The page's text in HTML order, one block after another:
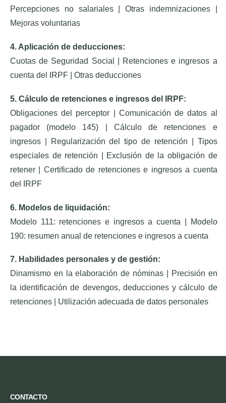
Percepciones no salariales | Otras indemnizaciones |
Mejoras voluntarias
4. Aplicación de deducciones:
Cuotas de Seguridad Social | Retenciones e ingresos a
cuenta del IRPF | Otras deducciones
5. Cálculo de retenciones e ingresos del IRPF:
Obligaciones del perceptor | Comunicación de datos al
pagador (modelo 145) | Cálculo de retenciones e
ingresos | Regularización del tipo de retención | Tipos
especiales de retención | Exclusión de la obligación de
retener | Certificado de retenciones e ingresos a cuenta
del IRPF
6. Modelos de liquidación:
Modelo 111: retenciones e ingresos a cuenta | Modelo
190: resumen anual de retenciones e ingresos a cuenta
7. Habilidades personales y de gestión:
Dinamismo en la elaboración de nóminas | Precisión en
la identificación de devengos, deducciones y cálculo de
retenciones | Utilización adecuada de datos personales
CONTACTO